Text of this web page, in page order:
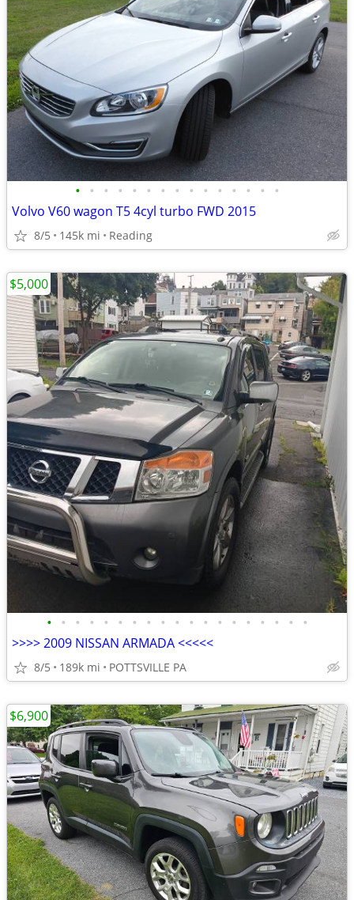
• • • • • • • • • • • • • • •
Volvo V60 wagon T5 4cyl turbo FWD 2015
8/5 145k mi Reading
• • • • • • • • • • • • • • • • • • •
>>>> 2009 NISSAN ARMADA <<<<<
8/5 189k mi POTTSVILLE PA
$5,000
$6,900